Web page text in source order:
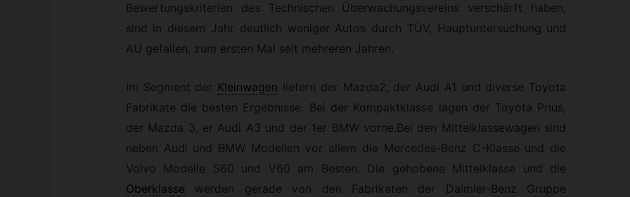
Bewertungskriterien des Technischen Überwachungsvereins verschärft haben,
sind in diesem Jahr deutlich weniger Autos durch TÜV, Hauptuntersuchung und
AU gefallen, zum ersten Mal seit mehreren Jahren.
Im Segment der Kleinwagen liefern der Mazda2, der Audi A1 und diverse Toyota
Fabrikate die besten Ergebnisse. Bei der Kompaktklasse lagen der Toyota Prius,
der Mazda 3, er Audi A3 und der 1er BMW vorne.Bei den Mittelklassewagen sind
neben Audi und BMW Modellen vor allem die Mercedes-Benz C-Klasse und die
Volvo Modelle S60 und V60 am Besten. Die gehobene Mittelklasse und die
Oberklasse
werden gerade von den Fabrikaten der Daimler-Benz Gruppe